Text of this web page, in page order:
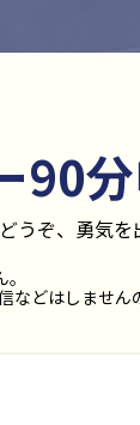
90分
ぞ、勇気を
などはしません